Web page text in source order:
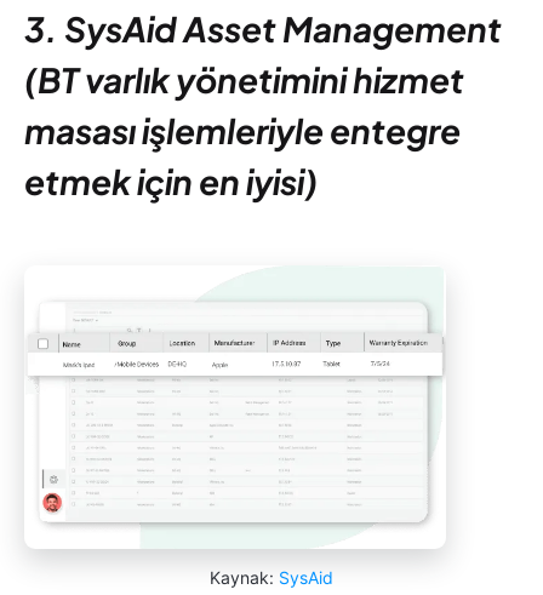
3. SysAid Asset Management
(BT varlık yönetimini hizmet
masası işlemleriyle entegre
etmek için en iyisi)
Kaynak: SysAid